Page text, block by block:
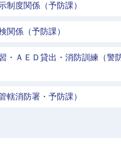
制度関係（予防課）
関係（予防課）
・ＡＥＤ貸出・消防訓練（警
轄消防署・予防課）